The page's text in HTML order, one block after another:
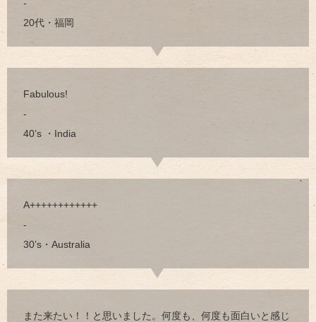
-
20代・福岡
Fabulous!
-
40’s ・India
A++++++++++++
-
30’s・Australia
また来たい！！と思いました。何度も、何度も面白いと感じ